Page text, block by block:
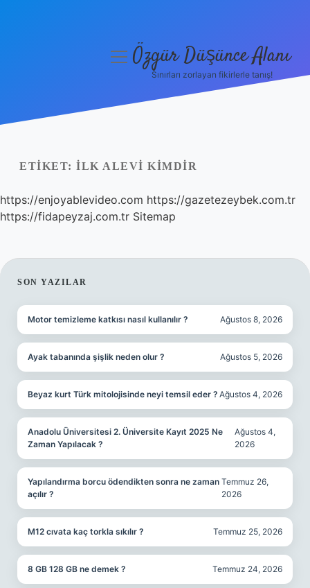
Yasal Uyarı
Hakkımızda
menüyüÖzgür Düşünce Alanı
Sınırları zorlayan fikirlerle tanış!
ETIKET: İLK ALEVI KIMDIR
https://enjoyablevideo.com https://gazetezeybek.com.tr
https://fidapeyzaj.com.tr Sitemap
SIDEBAR
SON YAZILAR
Motor temizleme katkısı nasıl kullanılır ? Ağustos 8, 2026
Ayak tabanında şişlik neden olur ? Ağustos 5, 2026
Beyaz kurt Türk mitolojisinde neyi temsil eder ? Ağustos 4, 2026
Anadolu Üniversitesi 2. Üniversite Kayıt 2025 Ne
Zaman Yapılacak ?
Ağustos 4,
2026
Yapılandırma borcu ödendikten sonra ne zaman
açılır ?
Temmuz 26,
2026
M12 cıvata kaç torkla sıkılır ? Temmuz 25, 2026
8 GB 128 GB ne demek ? Temmuz 24, 2026